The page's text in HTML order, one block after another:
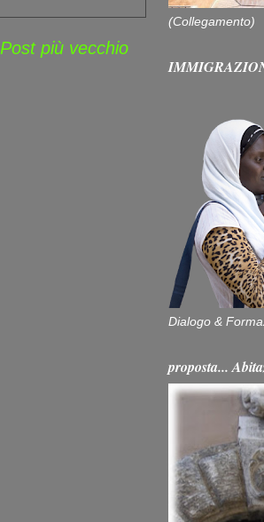
Post più vecchio
(Collegamento)
Dialogo &
proposta...